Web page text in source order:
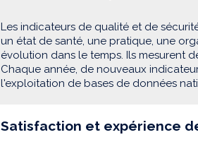
Les indicateurs de qualité et de
un état de santé, une pratique, une
évolution dans le temps. Ils mesurent
Chaque année, de nouveaux
l'exploitation de bases de données
Satisfaction et expérience